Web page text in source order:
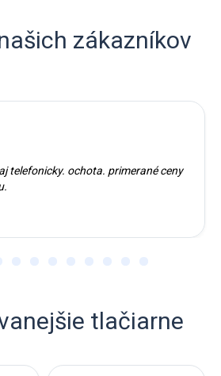
zákazníkov
telefonicky. ochota. primerané ceny
tlačiarne